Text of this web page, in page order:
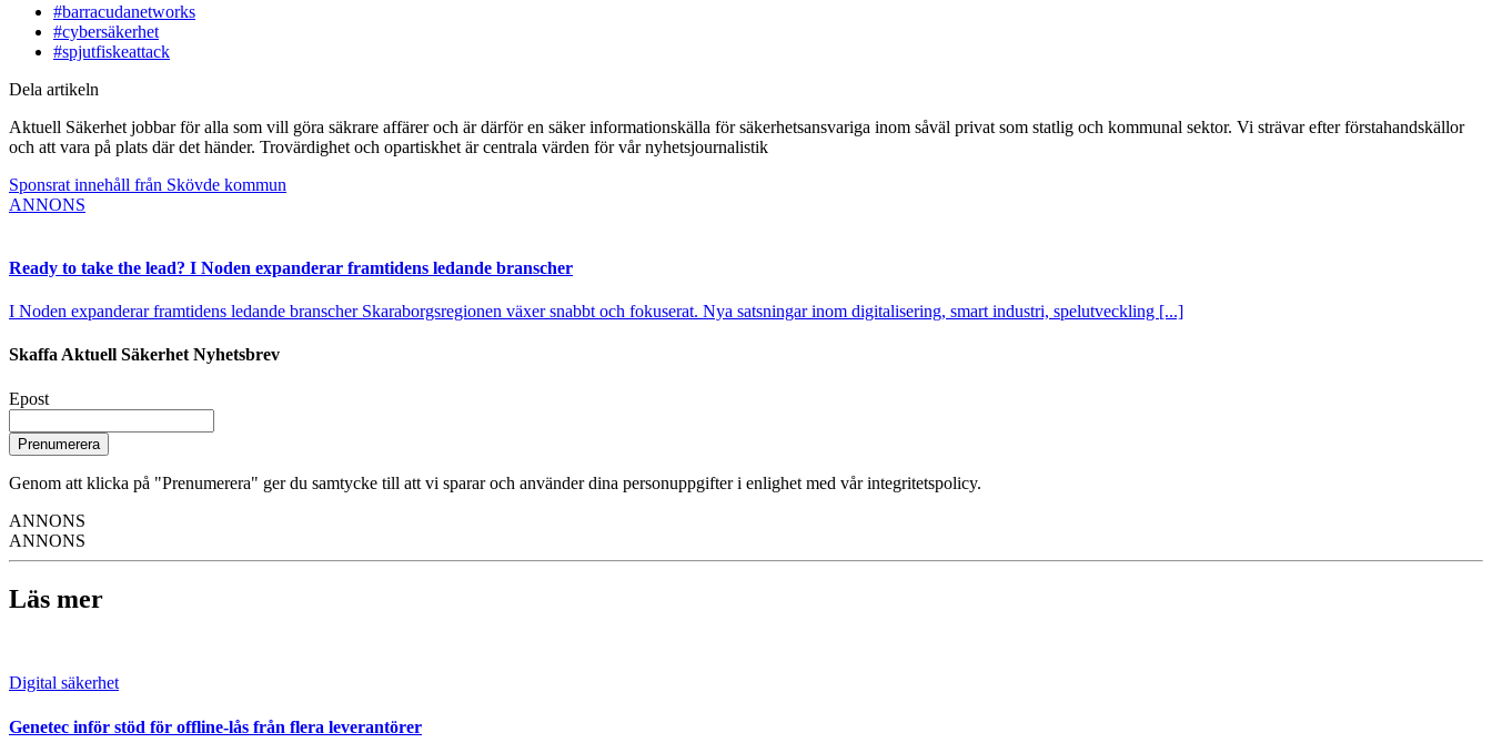
#barracudanetworks
#cybersäkerhet
#spjutfiskeattack
Dela artikeln
Aktuell Säkerhet jobbar för alla som vill göra säkrare affärer och är därför en säker informationskälla för säkerhetsansvariga inom såväl privat som statlig och kommunal sektor. Vi strävar efter förstahandskällor
och att vara på plats där det händer. Trovärdighet och opartiskhet är centrala värden för vår nyhetsjournalistik
Sponsrat innehåll från Skövde kommun
ANNONS
Ready to take the lead? I Noden expanderar framtidens ledande branscher
I Noden expanderar framtidens ledande branscher Skaraborgsregionen växer snabbt och fokuserat. Nya satsningar inom digitalisering, smart industri, spelutveckling [...]
Skaffa Aktuell Säkerhet Nyhetsbrev
Epost
Prenumerera
Genom att klicka på "Prenumerera" ger du samtycke till att vi sparar och använder dina personuppgifter i enlighet med vår integritetspolicy.
ANNONS
ANNONS
Läs mer
Digital säkerhet
Genetec inför stöd för offline-lås från flera leverantörer